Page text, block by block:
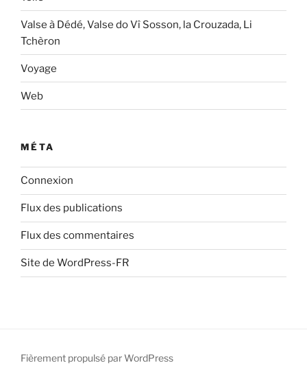
Valse à Dédé, Valse do Vî Sosson, la Crouzada, Li
Tchèron
Voyage
Web
MÉTA
Connexion
Flux des publications
Flux des commentaires
Site de WordPress-FR
Fièrement propulsé par WordPress